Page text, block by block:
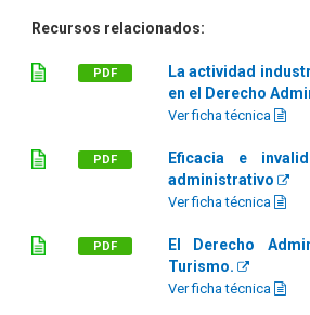
Recursos relacionados:
PDF
La actividad
en el Derecho
Ver ficha técnica
PDF
Eficacia e
administrativo
Ver ficha técnica
PDF
El Derecho
Turismo.
Ver ficha técnica